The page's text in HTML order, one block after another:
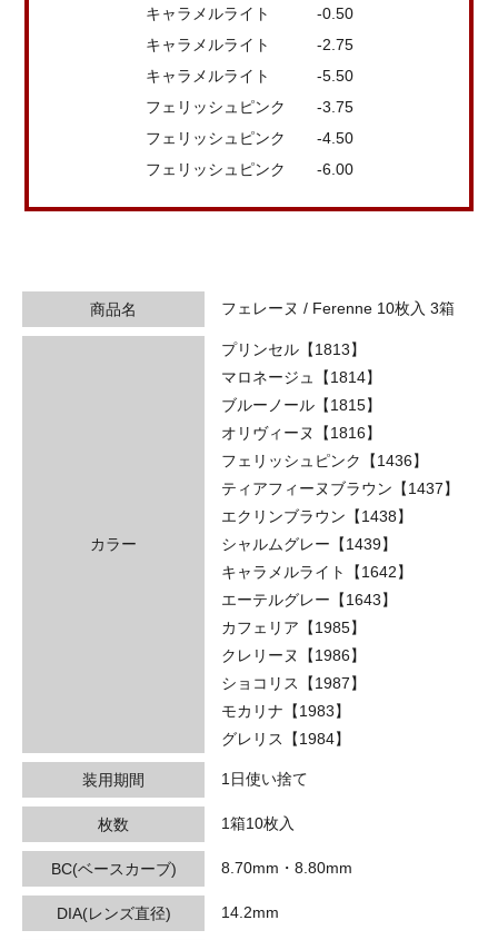
キャラメルライト -0.50
キャラメルライト -2.75
キャラメルライト -5.50
フェリッシュピンク -3.75
フェリッシュピンク -4.50
フェリッシュピンク -6.00
商品名 フェレーヌ / Ferenne 10枚入 3箱
カラー
プリンセル【1813】
マロネージュ【1814】
ブルーノール【1815】
オリヴィーヌ【1816】
フェリッシュピンク【1436】
ティアフィーヌブラウン【1437】
エクリンブラウン【1438】
シャルムグレー【1439】
キャラメルライト【1642】
エーテルグレー【1643】
カフェリア【1985】
クレリーヌ【1986】
ショコリス【1987】
モカリナ【1983】
グレリス【1984】
装用期間 1日使い捨て
枚数 1箱10枚入
BC(ベースカーブ) 8.70mm・8.80mm
DIA(レンズ直径) 14.2mm